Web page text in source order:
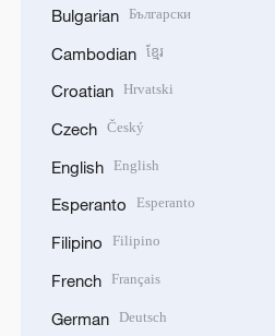
Bulgarian Български
Cambodian ខ្មែរ
Croatian Hrvatski
Czech Český
English English
Esperanto Esperanto
Filipino Filipino
French Français
German Deutsch